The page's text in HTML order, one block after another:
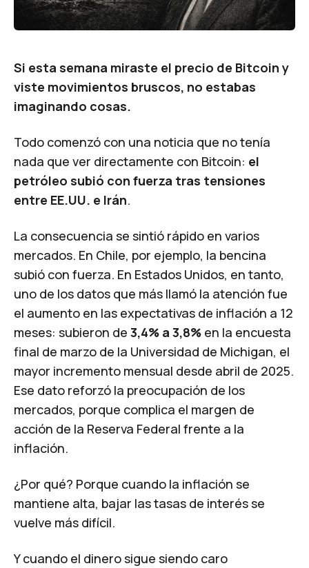
Si esta semana miraste el precio de Bitcoin y
viste movimientos bruscos, no estabas
imaginando cosas.
Todo comenzó con una noticia que no tenía
nada que ver directamente con Bitcoin: el
petróleo subió con fuerza tras tensiones
entre EE.UU. e Irán.
La consecuencia se sintió rápido en varios
mercados. En Chile, por ejemplo, la bencina
subió con fuerza. En Estados Unidos, en tanto,
uno de los datos que más llamó la atención fue
el aumento en las expectativas de inflación a 12
meses: subieron de 3,4% a 3,8% en la encuesta
final de marzo de la Universidad de Michigan, el
mayor incremento mensual desde abril de 2025.
Ese dato reforzó la preocupación de los
mercados, porque complica el margen de
acción de la Reserva Federal frente a la
inflación.
¿Por qué? Porque cuando la inflación se
mantiene alta, bajar las tasas de interés se
vuelve más difícil.
Y cuando el dinero sigue siendo caro